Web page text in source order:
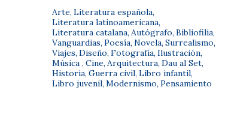
Arte, Literatura española,
Literatura latinoamericana,
Literatura catalana, Autógrafo, Bibliofilia,
Vanguardias, Poesía, Novela, Surrealismo,
Viajes, Diseño, Fotografía, Ilustración,
Música , Cine, Arquitectura, Dau al Set,
Historia, Guerra civil, Libro infantil,
Libro juvenil, Modernismo, Pensamiento